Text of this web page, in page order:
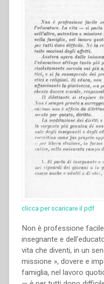
clicca per scaricare il pdf
Non è professione
insegnante e
vita che diventi, in un
missione », dovere e
famiglia, nel lavoro